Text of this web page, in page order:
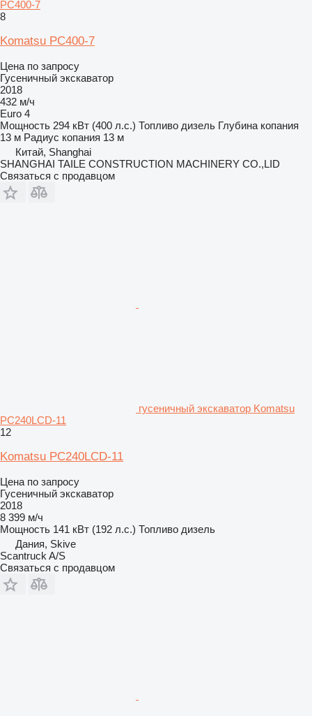
PC400-7
8
Komatsu PC400-7
Цена по запросу
Гусеничный экскаватор
2018
432 м/ч
Euro 4
Мощность 294 кВт (400 л.с.) Топливо дизель Глубина копания
13 м Радиус копания 13 м
Китай, Shanghai
SHANGHAI TAILE CONSTRUCTION MACHINERY CO.,LID
Связаться с продавцом
гусеничный экскаватор Komatsu
PC240LCD-11
12
Komatsu PC240LCD-11
Цена по запросу
Гусеничный экскаватор
2018
8 399 м/ч
Мощность 141 кВт (192 л.с.) Топливо дизель
Дания, Skive
Scantruck A/S
Связаться с продавцом